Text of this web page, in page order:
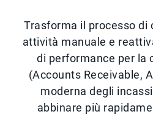
Trasforma il processo di
attività manuale e
di performance per la
(Accounts Receivable,
moderna degli
abbinare più